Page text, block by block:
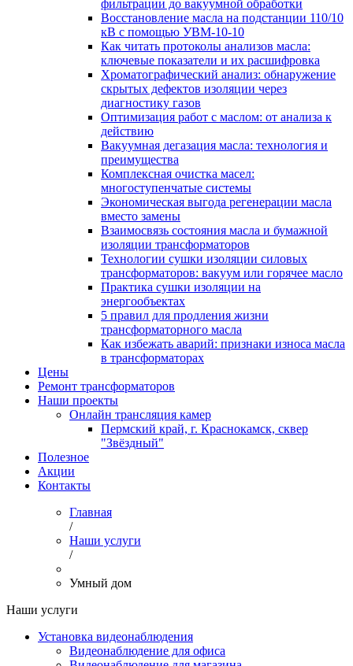
фильтрации до вакуумной обработки
Восстановление масла на подстанции 110/10
кВ с помощью УВМ-10-10
Как читать протоколы анализов масла:
ключевые показатели и их расшифровка
Хроматографический анализ: обнаружение
скрытых дефектов изоляции через
диагностику газов
Оптимизация работ с маслом: от анализа к
действию
Вакуумная дегазация масла: технология и
преимущества
Комплексная очистка масел:
многоступенчатые системы
Экономическая выгода регенерации масла
вместо замены
Взаимосвязь состояния масла и бумажной
изоляции трансформаторов
Технологии сушки изоляции силовых
трансформаторов: вакуум или горячее масло
Практика сушки изоляции на
энергообъектах
5 правил для продления жизни
трансформаторного масла
Как избежать аварий: признаки износа масла
в трансформаторах
Цены
Ремонт трансформаторов
Наши проекты
Онлайн трансляция камер
Пермский край, г. Краснокамск, сквер
"Звёздный"
Полезное
Акции
Контакты
Главная
/
Наши услуги
/
Умный дом
Наши услуги
Установка видеонаблюдения
Видеонаблюдение для офиса